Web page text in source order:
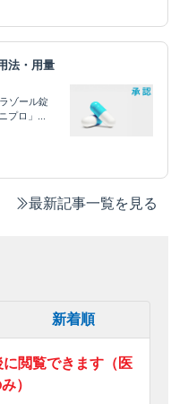
法・用量
ゾール錠
プロ」...
最新記事一覧を見る
新着順
閲覧できます（医
）